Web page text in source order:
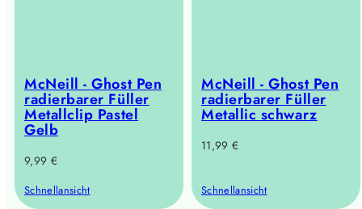
McNeill - Ghost Pen
radierbarer Füller
Metallclip Pastel
Gelb
Regulärer
9,99 €
Schnellansicht
McNeill - Ghost Pen
radierbarer Füller
Metallic schwarz
Regulärer
11,99 €
Schnellansicht